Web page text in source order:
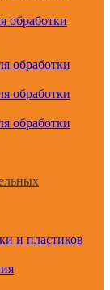
обработки
обработки
обработки
обработки
и пластиков